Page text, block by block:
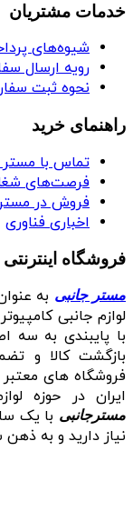
خدمات مشتریان
شیوه‌های
رویه ارسال
نحوه ثبت
راهنمای خرید
تماس با مستر
فرصت‌های
فروش در
اخباری فناوری
فروشگاه
مستر جانبی به
لوازم جانبی
بازگشت کالا و
فروشگاه‌ های معتبر
ایران در حوزه
مسترجانبی با یک
نیاز دارید و به